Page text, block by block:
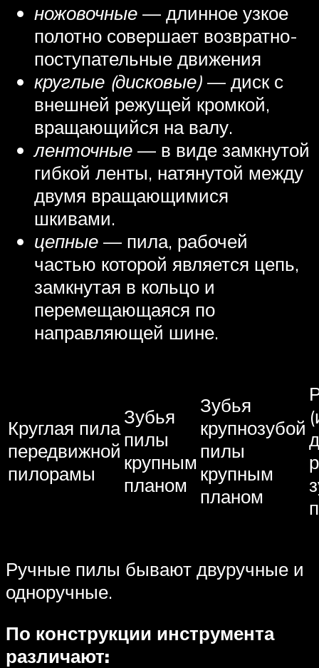
ножовочные — длинное узкое
полотно совершает возвратно-
поступательные движения
круглые (дисковые) — диск с
внешней режущей кромкой,
вращающийся на валу.
ленточные — в виде замкнутой
гибкой ленты, натянутой между
двумя вращающимися
шкивами.
цепные — пила, рабочей
частью которой является цепь,
замкнутая в кольцо и
перемещающаяся по
направляющей шине.
Круглая пила
передвижной
пилорамы
Зубья
пилы
крупным
планом
Зубья
крупнозубой
пилы
крупным
планом
Ручные пилы бывают двуручные и
одноручные.
По конструкции инструмента
различают: